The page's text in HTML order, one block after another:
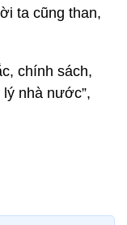
ta cũng than,
chính sách,
nhà nước”,